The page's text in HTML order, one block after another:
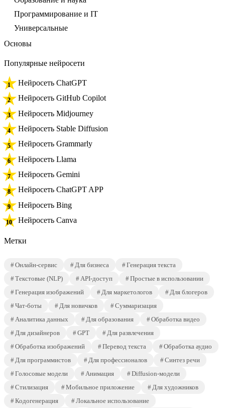
Программирование и IT
Универсальные
Основы
Популярные нейросети
Нейросеть ChatGPT
Нейросеть GitHub Copilot
Нейросеть Midjourney
Нейросеть Stable Diffusion
Нейросеть Grammarly
Нейросеть Llama
Нейросеть Gemini
Нейросеть ChatGPT APP
Нейросеть Bing
Нейросеть Canva
Метки
Онлайн-сервис Для бизнеса
Генерация текста
Текстовые (NLP)
API-доступ
Простые в использовании
Генерация изображений
Для маркетологов
Для блогеров
Чат-боты
Для новичков
Суммаризация
Аналитика данных
Для образования
Обработка видео
Для дизайнеров
GPT
Для развлечения
Обработка изображений
Перевод текста
Обработка аудио
Для программистов
Для профессионалов
Синтез речи
Голосовые модели
Анимация
Diffusion-модели
Стилизация
Мобильное приложение
Для художников
Кодогенерация
Локальное использование